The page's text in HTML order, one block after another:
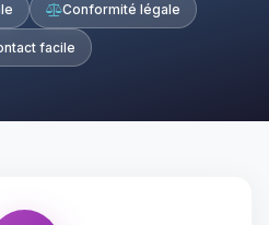
Conformité légale
facile